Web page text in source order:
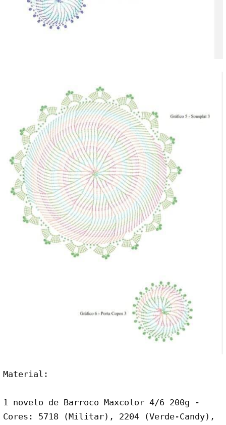
Material:
1 novelo de Barroco Maxcolor 4/6 200g -
Cores: 5718 (Militar), 2204 (Verde-Candy),